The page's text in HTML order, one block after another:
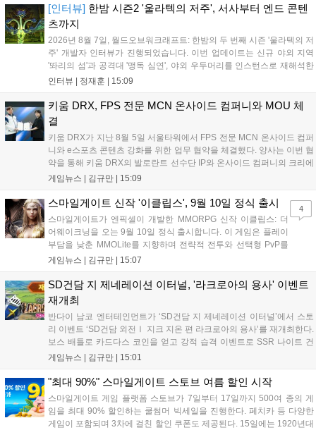
김영만 회장은 10년 만에 재추진되는 이번 시상식이 e스포츠의
성과와 가치를 널리 알리는 권위 있는 행사가 되도록 노력하겠다
고 밝혔습니다....
[인터뷰] 한밤 시즌2 '울라텍의 저주', 서사부터 엔드 콘텐
츠까지
2026년 8월 7일, 월드오브워크래프트: 한밤의 두 번째 시즌 '울라텍의 저
주' 개발자 인터뷰가 진행되었습니다. 이번 업데이트는 신규 야외 지역
'똬리의 섬'과 공격대 '맹독 심연', 야외 우두머리를 인스턴스로 재해석한
'소굴'을 포함합니다. 개발진은 하우징 시스템 개선 및 신화+ 던전 로테이
를 표했습니다....
인터뷰 | 정재훈 | 15:09
키움 DRX, FPS 전문 MCN 온사이드 컴퍼니와 MOU 체
결
키움 DRX가 지난 8월 5일 서울타워에서 FPS 전문 MCN 온사이드 컴퍼
니와 e스포츠 콘텐츠 강화를 위한 업무 협약을 체결했다. 양사는 이번 협
약을 통해 키움 DRX의 발로란트 선수단 IP와 온사이드 컴퍼니의 크리에
이터 네트워크를 결합하여 정규 및 특별 콘텐츠를 공동 기획한다. 또한
오프라인 연계 프로그램을 순차적으로 선보이며 e스포츠 생태계 확장에
게임뉴스 | 김규만 | 15:09
스마일게이트 신작 '이클립스', 9월 10일 정식 출시
스마일게이트가 엔픽셀이 개발한 MMORPG 신작 이클립스: 더
어웨이크닝을 오는 9월 10일 정식 출시합니다. 이 게임은 플레이
부담을 낮춘 MMOLite를 지향하며 전략적 전투와 선택형 PvP를
특징으로 합니다. 현재 공식 홈페이지와 앱 마켓에서 사전등록을
니다. 또한 카카오톡 채널 추가 시 주차별 스페셜 쿠폰과 한정 스
킨, 경품 이벤트 등 풍성한 혜택을 마련해 이용자들의 기대를 모
으고 있습니다....
게임뉴스 | 김규만 | 15:07
4
SD건담 지 제네레이션 이터널, '라크로아의 용사' 이벤트
재개최
반다이 남코 엔터테인먼트가 ‘SD건담 지 제네레이션 이터널’에서 스토
리 이벤트 ‘SD건담 외전Ⅰ 지크 지온 편 라크로아의 용사’를 재개최한다.
보스 배틀로 카드다스 코인을 얻고 강적 습격 이벤트로 SSR 나이트 건
담을 획득할 수 있다. 로그인 보너스로 최대 다이아 3,000개를 지급하며,
원 증정한다. 또한 9월 30일까지 공식 유튜브에서 특별 프로그램을 시청
게임뉴스 | 김규만 | 15:01
"최대 90%" 스마일게이트 스토브 여름 할인 시작
스마일게이트 게임 플랫폼 스토브가 7일부터 17일까지 500여 종의 게
임을 최대 90% 할인하는 쿨썸머 빅세일을 진행한다. 페치카 등 다양한
게임이 포함되며 3차에 걸친 할인 쿠폰도 제공된다. 15일에는 1920년대